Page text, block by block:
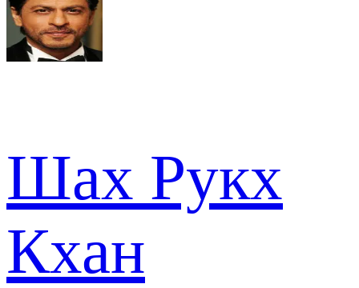
Шах Рукх
Кхан